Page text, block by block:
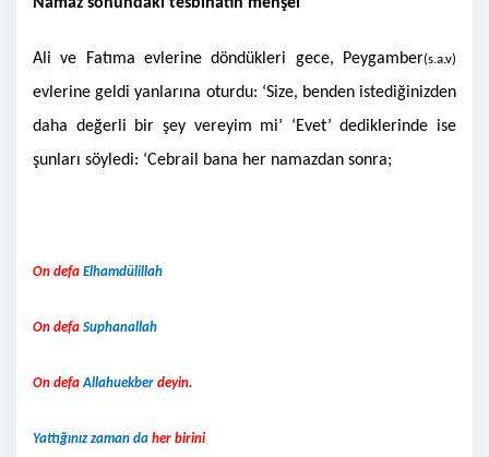
Ali ve Fatıma evlerine döndükleri gece, Peygamber(s.a.v)
evlerine geldi yanlarına oturdu: ‘Size, benden istediğinizden
daha değerli bir şey vereyim mi’ ‘Evet’ dediklerinde ise
şunları söyledi: ‘Cebrail bana her namazdan sonra;
On defa Elhamdülillah
On defa Suphanallah
On defaAllahuekber deyin.
Yattığınız zaman da her birini